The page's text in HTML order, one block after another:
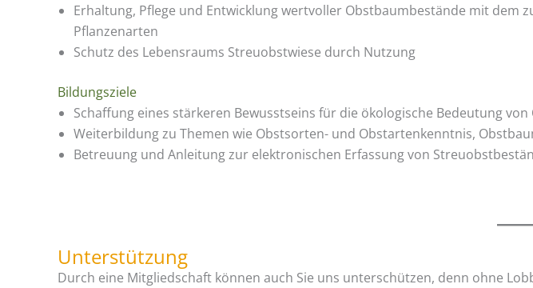
Erhaltung, Pflege und Entwicklung wertvoller Obstbaumbestände mit dem
Pflanzenarten
Schutz des Lebensraums Streuobstwiese durch Nutzung
Bildungsziele
Schaffung eines stärkeren Bewusstseins für die ökologische Bedeutung
Weiterbildung zu Themen wie Obstsorten- und Obstartenkenntnis,
Betreuung und Anleitung zur elektronischen Erfassung von
Unterstützung
Durch eine Mitgliedschaft können auch Sie uns unterschützen, denn ohne